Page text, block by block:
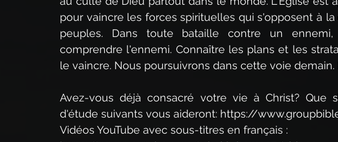
pour vaincre les forces spirituelles qui s'opposent à
peuples. Dans toute bataille contre un
comprendre l'ennemi. Connaître les plans et les
le vaincre. Nous poursuivrons dans cette voie demain.
Avez-vous déjà consacré votre vie à Christ? Que
d'étude suivants vous aideront: https://
Vidéos YouTube avec sous-titres en français :